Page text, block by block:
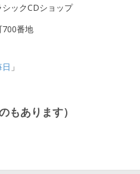
ックCDショップ
700番地
」
もあります）